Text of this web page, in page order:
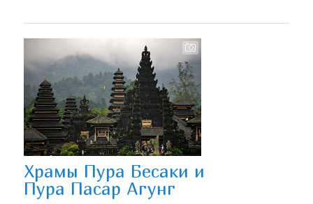
Храмы Пура Бесаки и
Пура Пасар Агунг